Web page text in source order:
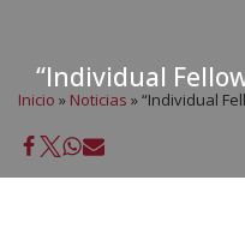
“Individual
Inicio » Noticias »“Individual